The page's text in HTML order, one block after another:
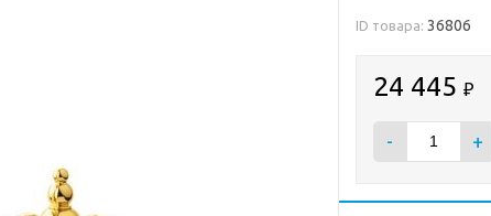
ID товара: 36806
24 445 ₽
- +